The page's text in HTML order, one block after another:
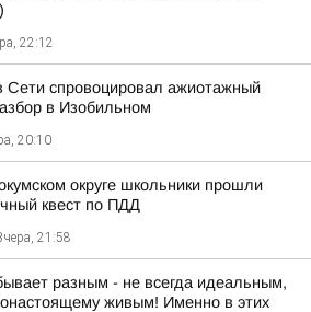
22:12
Сети спровоцировал ажиотажный
в Изобильном
20:10
округе школьники прошли
квест по ПДД
21:58
разным - не всегда идеальным,
живым! Именно в этих